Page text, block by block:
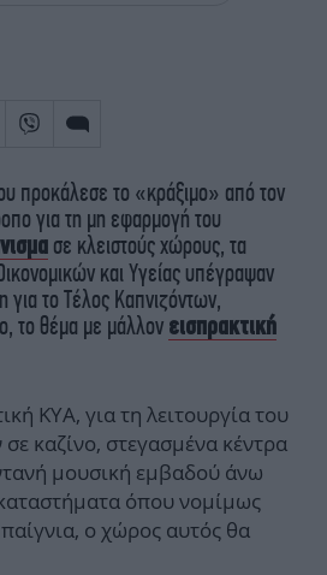
προκάλεσε το «κράξιμο» από τον
για τη μη εφαρμογή του
σε κλειστούς χώρους, τα
και Υγείας υπέγραψαν
το Τέλος Καπνιζόντων,
το θέμα με μάλλον εισπρακτική
ΚΥΑ, για τη λειτουργία του
καζίνο, στεγασμένα κέντρα
μουσική εμβαδού άνω
όπου νομίμως
ο χώρος αυτός θα